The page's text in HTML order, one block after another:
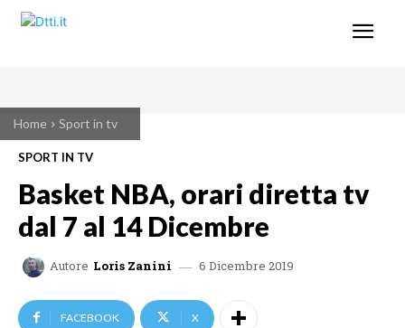
Home Sport in tv
SPORT IN TV
Basket NBA, orari diretta tv
dal 7 al 14 Dicembre
Autore Loris Zanini 6 Dicembre 2019
FACEBOOK X